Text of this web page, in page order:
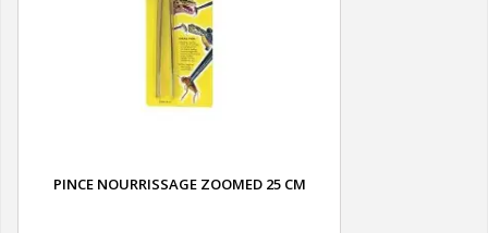
PINCE NOURRISSAGE ZOOMED 25 CM